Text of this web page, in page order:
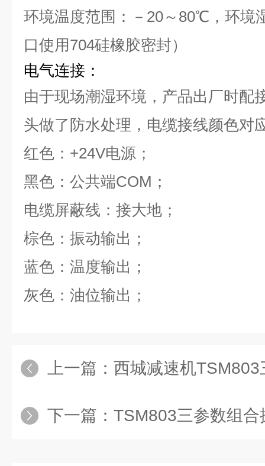
环境温度范围：－20～80℃，环境
口使用704硅橡胶密封）
电气连接：
由于现场潮湿环境，产品出厂时配
头做了防水处理，电缆接线颜色对
红色：+24V电源；
黑色：公共端COM；
电缆屏蔽线：接大地；
棕色：振动输出；
蓝色：温度输出；
灰色：油位输出；
上一篇： 西城减速机
下一篇： TSM803三参数组合